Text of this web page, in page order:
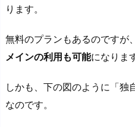
ります。
無料のプランもあるのですが、
メインの利用も可能になりま
しかも、下の図のように「独
なのです。